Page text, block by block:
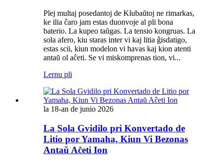
Plej multaj posedantoj de Klubaŭtoj ne rimarkas,
ke ilia ĉaro jam estas duonvoje al pli bona
baterio. La kupeo taŭgas. La tensio kongruas. La
sola afero, kiu staras inter vi kaj litia ĝisdatigo,
estas scii, kiun modelon vi havas kaj kion atenti
antaŭ ol aĉeti. Se vi miskomprenas tion, vi...
Lernu pli
la 18-an de junio 2026
La Sola Gvidilo pri Konvertado de
Litio por Yamaha, Kiun Vi Bezonas
Antaŭ Aĉeti Ion